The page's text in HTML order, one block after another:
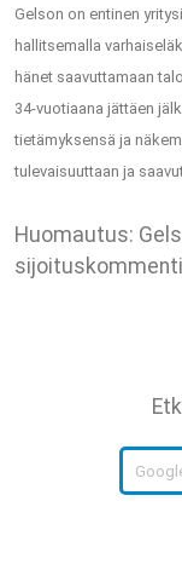
Gelson on entinen
hallitsemalla
hänet saavuttamaan
34-vuotiaana jättäen
tietämyksensä ja
tulevaisuuttaan ja
Huomautus: